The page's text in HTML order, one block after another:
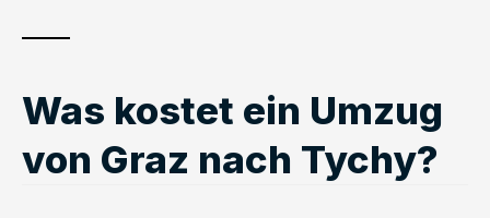
Was kostet ein Umzug
von Graz nach Tychy?